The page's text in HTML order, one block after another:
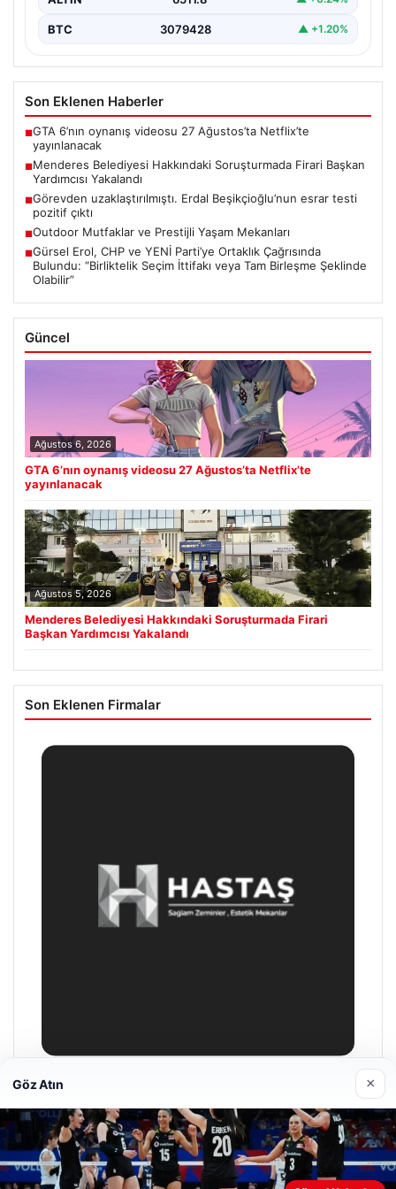
BTC 3079428 ▲ +1.20%
Son Eklenen Haberler
■GTA 6’nın oynanış videosu 27 Ağustos’ta Netflix’te
yayınlanacak
■Menderes Belediyesi Hakkındaki Soruşturmada Firari Başkan
Yardımcısı Yakalandı
■Görevden uzaklaştırılmıştı. Erdal Beşikçioğlu’nun esrar testi
pozitif çıktı
■Outdoor Mutfaklar ve Prestijli Yaşam Mekanları
■Gürsel Erol, CHP ve YENİ Parti’ye Ortaklık Çağrısında
Bulundu: “Birliktelik Seçim İttifakı veya Tam Birleşme Şeklinde
Olabilir”
Güncel
Ağustos 6, 2026
GTA 6’nın oynanış videosu 27 Ağustos’ta Netflix’te
yayınlanacak
Ağustos 5, 2026
Menderes Belediyesi Hakkındaki Soruşturmada Firari
Başkan Yardımcısı Yakalandı
Son Eklenen Firmalar
Enes Kaplan Avukatlık Bürosu
Nisan 28, 2026
Göz Atın ×